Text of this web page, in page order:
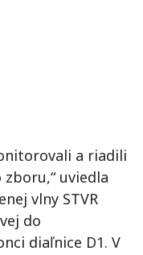
a riadili
uviedla
vlny STVR
do
diaľnice D1. V